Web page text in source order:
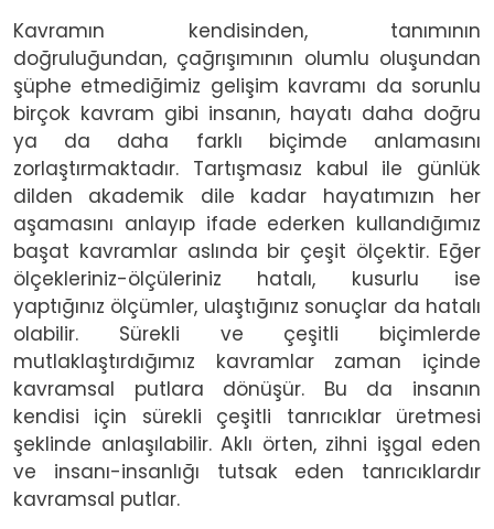
Kavramın kendisinden, tanımının
doğruluğundan, çağrışımının olumlu oluşundan
şüphe etmediğimiz gelişim kavramı da sorunlu
birçok kavram gibi insanın, hayatı daha doğru
ya da daha farklı biçimde anlamasını
zorlaştırmaktadır. Tartışmasız kabul ile günlük
dilden akademik dile kadar hayatımızın her
aşamasını anlayıp ifade ederken kullandığımız
başat kavramlar aslında bir çeşit ölçektir. Eğer
ölçekleriniz-ölçüleriniz hatalı, kusurlu ise
yaptığınız ölçümler, ulaştığınız sonuçlar da hatalı
olabilir. Sürekli ve çeşitli biçimlerde
mutlaklaştırdığımız kavramlar zaman içinde
kavramsal putlara dönüşür. Bu da insanın
kendisi için sürekli çeşitli tanrıcıklar üretmesi
şeklinde anlaşılabilir. Aklı örten, zihni işgal eden
ve insanı-insanlığı tutsak eden tanrıcıklardır
kavramsal putlar.